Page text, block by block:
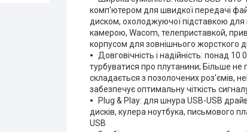
комп'ютером для швидкої передачі
диском, охолоджуючої підставкою для
камерою, Wacom, телеприставкой,
корпусом для зовнішнього жорсткого
Довговічність і надійність: понад
турбуватися про плутанини; Більше
складається з позолочених роз'ємів,
забезпечує оптимальну чіткість
Plug & Play: для шнура USB-USB
дисків, кулера ноутбука, письмового
USB